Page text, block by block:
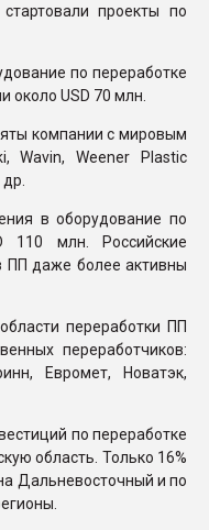
проекты по
по переработке
около USD 70 млн.
компании с мировым
Wavin, Weener Plastic
в оборудование по
110 млн. Российские
ПП даже более активны
переработки ПП
переработчиков:
Евромет, Новатэк,
по переработке
область. Только 16%
Дальневосточный и по